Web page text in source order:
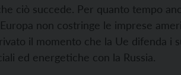
ciò succede. Per quanto tempo
non costringe le imprese
il momento che la Ue difenda i
ed energetiche con la Russia.